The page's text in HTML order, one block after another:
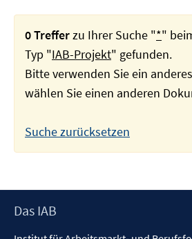
0 Trefferzu Ihrer Suche "*"
Typ "IAB-Projekt" gefunden.
Bitte verwenden Sie ein
wählen Sie einen anderen
Suche zurücksetzen
Footer
Das IAB